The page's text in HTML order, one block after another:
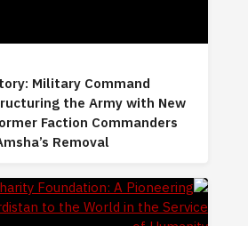
Military Command
the Army with New
Faction Commanders
Removal